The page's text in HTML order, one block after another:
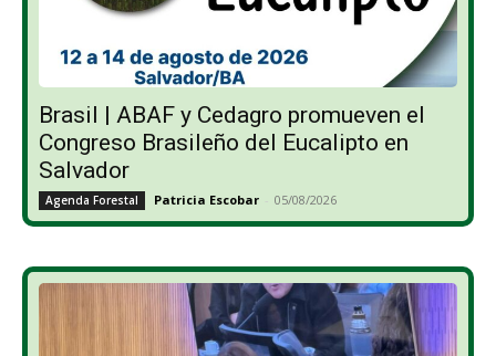
Brasil | ABAF y Cedagro promueven el
Congreso Brasileño del Eucalipto en
Salvador
Agenda Forestal Patricia Escobar - 05/08/2026